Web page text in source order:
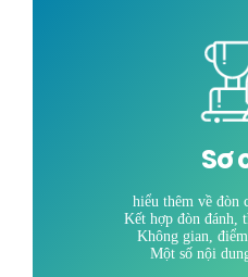
Sơ
hiểu thêm về đòn
Kết hợp đòn đánh,
Không gian,
Một số nội